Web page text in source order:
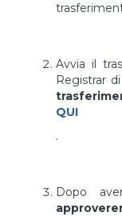
Avvia il
Registrar
QUI
.
Dopo